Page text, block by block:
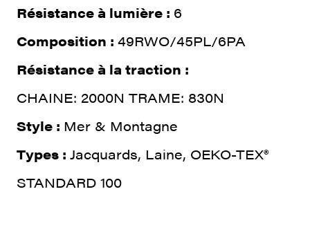
Résistance à lumière : 6
Composition : 49RWO/45PL/6PA
Résistance à la traction :
CHAINE: 2000N TRAME: 830N
Style : Mer & Montagne
Types : Jacquards, Laine, OEKO-TEX®
STANDARD 100